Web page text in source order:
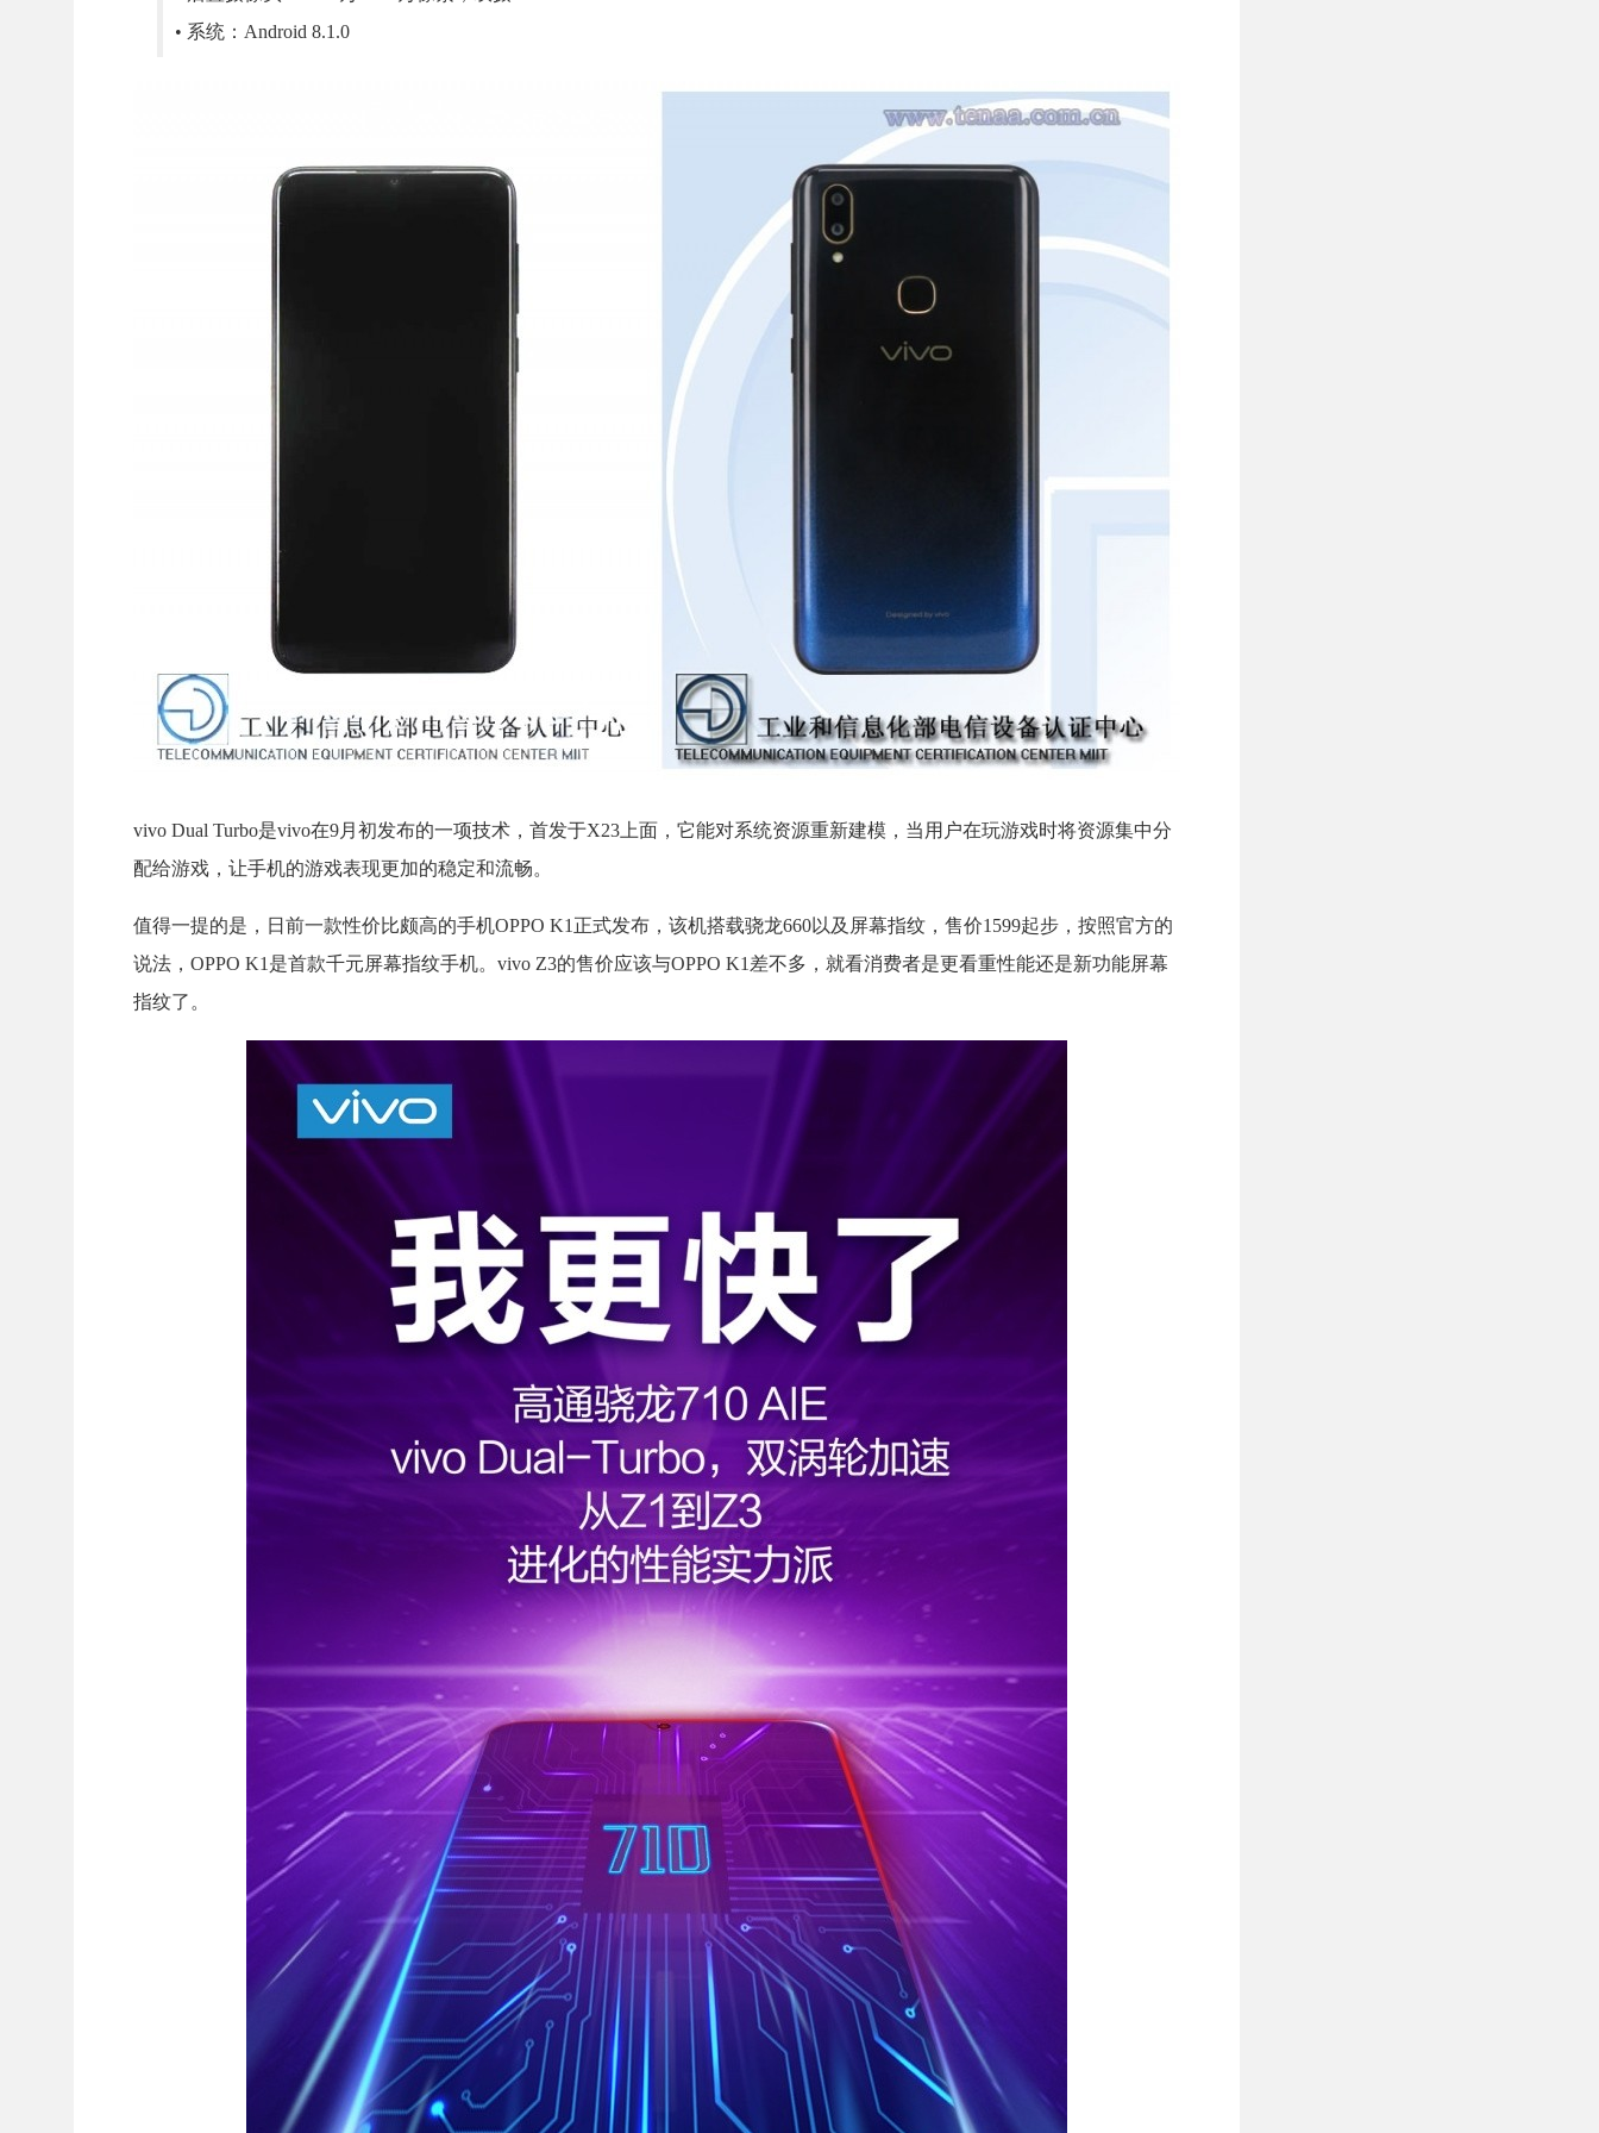
• 系统：Android 8.1.0
vivo Dual Turbo是vivo在9月初发布的一项技术，首发于X23上面，它能对系统资源重新建模，当用户在玩游戏时将资源集中分
配给游戏，让手机的游戏表现更加的稳定和流畅。
值得一提的是，日前一款性价比颇高的手机OPPO K1正式发布，该机搭载骁龙660以及屏幕指纹，售价1599起步，按照官方的
说法，OPPO K1是首款千元屏幕指纹手机。vivo Z3的售价应该与OPPO K1差不多，就看消费者是更看重性能还是新功能屏幕
指纹了。